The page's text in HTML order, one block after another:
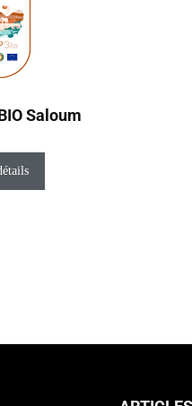
Saloum